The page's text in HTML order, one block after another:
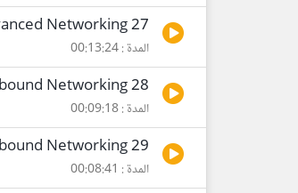
27 RHCE7 Configuring Routing and Advanced Networking
المدة : 00:13:24
28 RHCE7 Configuring bound Networking
المدة : 00:09:18
29 RHCE7 Configuring bound Networking
المدة : 00:08:41